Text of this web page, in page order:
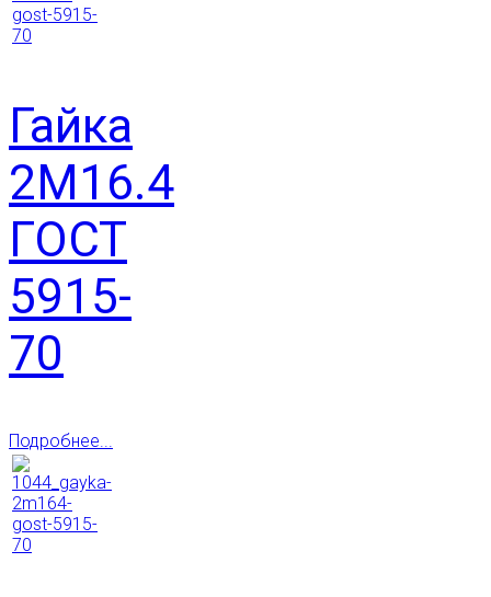
Гайка
2М16.4
ГОСТ
5915-
70
Подробнее...